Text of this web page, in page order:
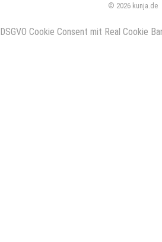
© 2026 kunja.de
DSGVO Cookie Consent mit Real Cookie